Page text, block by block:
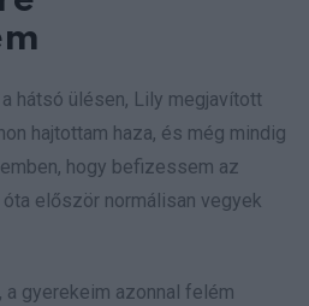
hátsó ülésen, Lily megjavított
hajtottam haza, és még mindig
hogy befizessem az
először normálisan vegyek
gyerekeim azonnal felém